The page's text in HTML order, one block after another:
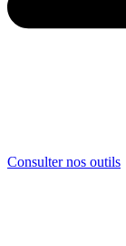
Consulter nos outils